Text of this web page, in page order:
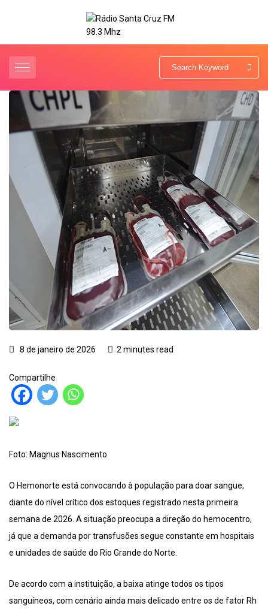
8 de janeiro de 2026 2 minutes read
Compartilhe
Foto: Magnus Nascimento
O Hemonorte está convocando à população para doar sangue,
diante do nível crítico dos estoques registrado nesta primeira
semana de 2026. A situação preocupa a direção do hemocentro,
já que a demanda por transfusões segue constante em hospitais
e unidades de saúde do Rio Grande do Norte.
De acordo com a instituição, a baixa atinge todos os tipos
sanguíneos, com cenário ainda mais delicado entre os de fator Rh